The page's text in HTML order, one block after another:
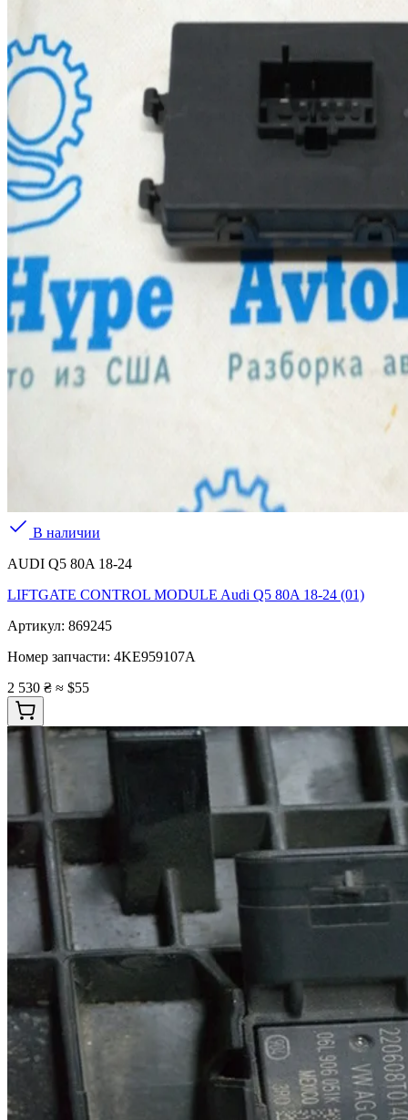
В наличии
AUDI Q5 80A 18-24
LIFTGATE CONTROL MODULE Audi Q5 80A 18-24 (01)
Артикул: 869245
Номер запчасти: 4KE959107A
2 530 ₴ ≈ $55